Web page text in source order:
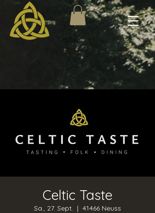
Celtic Taste
Sa., 27. Sept.
  |
41466 Neuss